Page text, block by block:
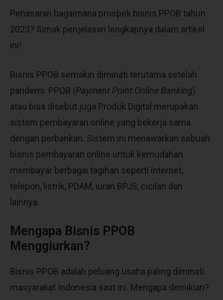
Penasaran bagaimana prospek bisnis PPOB tahun
2023? Simak penjelasan lengkapnya dalam artikel
ini!
Bisnis PPOB semakin diminati terutama setelah
pandemi. PPOB (Payment Point Online Banking)
atau bisa disebut juga Produk Digital merupakan
sistem pembayaran online yang bekerja sama
dengan perbankan. Sistem ini menawarkan sebuah
bisnis pembayaran online untuk kemudahan
membayar berbagai tagihan seperti internet,
telepon, listrik, PDAM, iuran BPJS, cicilan dan
lainnya.
Mengapa Bisnis PPOB
Menggiurkan?
Bisnis PPOB adalah peluang usaha paling diminati
masyarakat Indonesia saat ini. Mengapa demikian?